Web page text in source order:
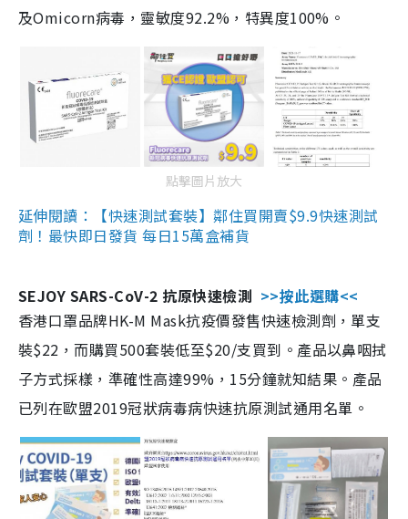
及Omicorn病毒，靈敏度92.2%，特異度100%。
點擊圖片放大
延伸閱讀：【快速測試套裝】鄰住買開賣$9.9快速測試
劑！最快即日發貨 每日15萬盒補貨
SEJOY SARS-CoV-2 抗原快速檢測 >>按此選購<<
香港口罩品牌HK-M Mask抗疫價發售快速檢測劑，單支
裝$22，而購買500套裝低至$20/支買到。產品以鼻咽拭
子方式採樣，準確性高達99%，15分鐘就知結果。產品
已列在歐盟2019冠狀病毒病快速抗原測試通用名單。